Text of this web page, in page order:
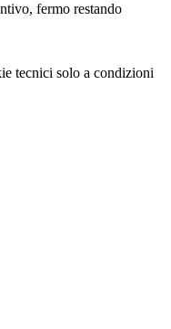
fermo restando
tecnici solo a condizioni